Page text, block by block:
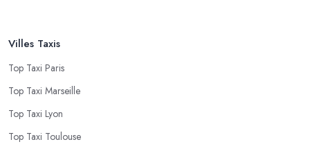
Villes Taxis
Top Taxi Paris
Top Taxi Marseille
Top Taxi Lyon
Top Taxi Toulouse